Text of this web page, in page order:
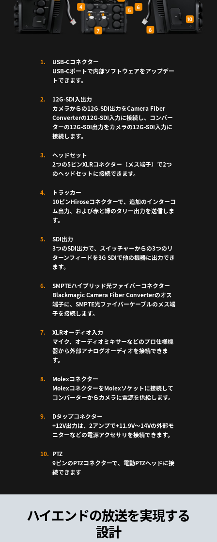
USB-Cコネクター
USB-Cポートで内部ソフトウェアをアップデー
トできます。
12G-SDI入出力
カメラからの12G-SDI出力をCamera Fiber
Converterの12G-SDI入力に接続し、コンバー
ターの12G-SDI出力をカメラの12G-SDI入力に
接続します。
ヘッドセット
2つの5ピンXLRコネクター（メス端子）で2つ
のヘッドセットに接続できます。
トラッカー
10ピンHiroseコネクターで、追加のインターコ
ム出力、および赤と緑のタリー出力を送信しま
す。
SDI出力
3つのSDI出力で、スイッチャーからの3つのリ
ターンフィードを3G SDIで他の機器に出力でき
ます。
SMPTEハイブリッド光ファイバーコネクター
Blackmagic Camera Fiber Converterのオス
端子に、SMPTE光ファイバーケーブルのメス端
子を接続します。
XLRオーディオ入力
マイク、オーディオミキサーなどのプロ仕様機
器から外部アナログオーディオを接続できま
す。
Molexコネクター
MolexコネクターをMolexソケットに接続して
コンバーターからカメラに電源を供給します。
Dタップコネクター
+12V出力は、2アンプで+11.9V〜14Vの外部モ
ニターなどの電源アクセサリを接続できます。
PTZ
9ピンのPTZコネクターで、電動PTZヘッドに接
続できます
ハイエンドの放送を実現する
設計